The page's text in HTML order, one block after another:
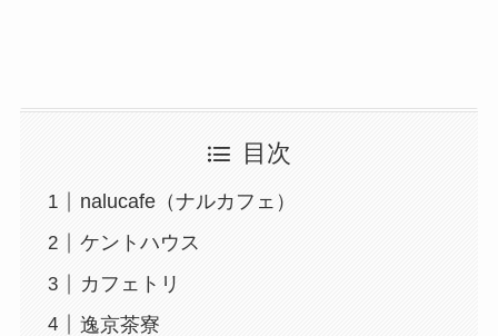
目次
nalucafe（ナルカフェ）
ケントハウス
カフェトリ
逸京茶寮